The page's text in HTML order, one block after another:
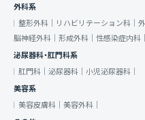
外科系
整形外科｜
リハビリテーション科｜
脳神経外科｜ 形成外科｜ 性感染症内科｜
泌尿器科・肛門科系
肛門科｜ 泌尿器科｜ 小児泌尿器科｜
美容系
美容皮膚科｜ 美容外科｜